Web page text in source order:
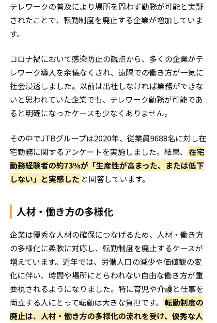
テレワークの普及により場所を問わず勤務が可能と実証
されたことで、転勤制度を廃止する企業が増加していま
す。
コロナ禍において感染防止の観点から、多くの企業がテ
レワーク導入を余儀なくされ、遠隔での働き方が一気に
社会浸透しました。以前は出社しなければ業務ができな
いと思われていた企業でも、テレワーク勤務が可能であ
ると明確になったケースも少なくありません。
その中でJTBグループは2020年、従業員9688名に対し在
宅勤務に関するアンケートを実施しました。結果、 在宅
勤務経験者の約73％が「生産性が高まった、または低下
しない」と実感した と回答しています。
人材・働き方の多様化
企業は優秀な人材の確保につなげるため、人材・働き方
の多様化に柔軟に対応し、転勤制度を廃止するケースが
増えています。近年では、労働人口の減少や価値観の変
化に伴い、時間や場所にとらわれない自由な働き方が重
要視されるようになりました。特に育児や介護と仕事を
両立する人にとって転勤は大きな負担です。 転勤制度の
廃止は、人材・働き方の多様化の流れを受け、優秀な人